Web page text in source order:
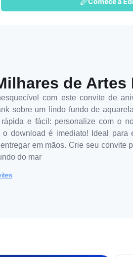
de Artes
com este convite de
sobre um lindo fundo de
e fácil: personalize com o
o download é imediato! Ideal
em mãos. Crie seu
do mar